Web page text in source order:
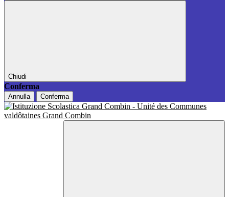
Chiudi
Conferma
Annulla Conferma